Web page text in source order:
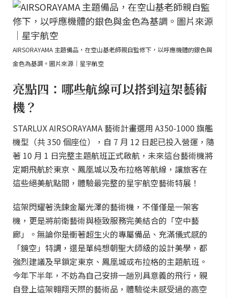
AIRSORAYAMA 主題備品，在空山基老師親自監修下，以呼應機體的銀色與
金色為基調。圖片來源｜星宇航空
亮點四：哪些航線可以搭到這架藝術
機？
STARLUX AIRSORAYAMA 藝術計畫選用 A350-1000 旗艦
機型（共 350 個座位），自 7 月 12 日起已投入營運，隨
著 10 月 1 日完整主題航班正式啟航，未來這台藝術機將
定期飛航於東京、鳳凰城以及布拉格等航線，讓旅客在
這些絕美航點間，體驗最完整的星宇航空藝術特展！
這架閃耀著洗鍊金屬光澤的藝術機，不僅僅是一架客
機，更是將前衛藝術與極致服務完美結合的「空中藝
廊」。無論你是衝著超生火的專屬備品、充滿儀式感的
「鏡空」特調，還是單純想朝聖大師級的設計美學，都
強烈建議及早鎖定東京、鳳凰城或布拉格的主題航班。
今年下半年，不妨為自己安排一趟別具意義的飛行，親
自登上這架翱翔天際的藝術品，體驗從未感受過的高空